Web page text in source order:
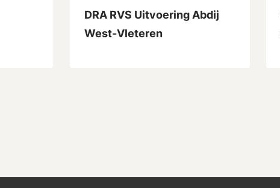
DRA RVS Uitvoering Abdij
West-Vleteren